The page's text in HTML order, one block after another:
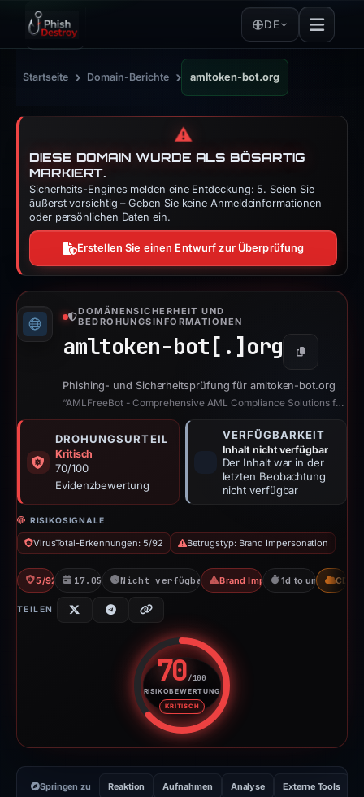
DE
Startseite › Domain-Berichte › amltoken-bot.org
⚠️
DIESE DOMAIN WURDE ALS BÖSARTIG
MARKIERT.
Sicherheits-Engines melden eine Entdeckung: 5. Seien Sie
äußerst vorsichtig – Geben Sie keine Anmeldeinformationen
oder persönlichen Daten ein.
Erstellen Sie einen Entwurf zur Überprüfung
DOMÄNENSICHERHEIT UND
BEDROHUNGSINFORMATIONEN
amltoken-bot[.] org Kopieren
Phishing- und Sicherheitsprüfung für amltoken-bot.org
“AMLFreeBot - Comprehensive AML Compliance Solutions for Crypto”
DROHUNGSURTEIL
Kritisch
70/100
Evidenzbewertung
VERFÜGBARKEIT
Inhalt nicht verfügbar
Der Inhalt war in der
letzten Beobachtung
nicht verfügbar
RISIKOSIGNALE
VirusTotal-Erkennungen: 5/92 Betrugstyp: Brand Impersonation
5/92 VT 17.05.2026Nicht verfügbar seit 18.05.2026
Brand Impersonation1d to unavailable
CDN
TEILEN
70/100
RISIKOBEWERTUNG
KRITISCH
Risikobewertung: 70 von
Springen zu Reaktion Aufnahmen Analyse Externe Tools